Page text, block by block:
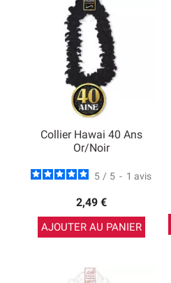
Collier Hawai 40 Ans
Or/Noir
5 / 5 - 1 avis
2,49 €
AJOUTER AU PANIER